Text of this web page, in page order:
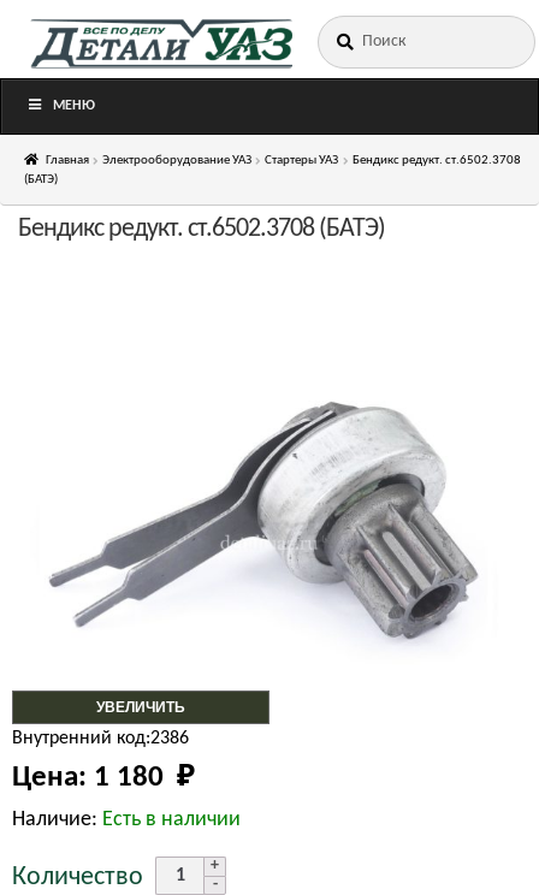
Перейти
Перейти
Искать:
МЕНЮ
Главная Электрооборудование УАЗ Стартеры УАЗ
Бендикс редукт. ст.6502.3708
(БАТЭ)
УВЕЛИЧИТЬ
Бендикс редукт. ст.6502.3708 (БАТЭ)
Внутренний код:2386
Цена: 1 180 ₽
Наличие: Есть в наличии
Количество